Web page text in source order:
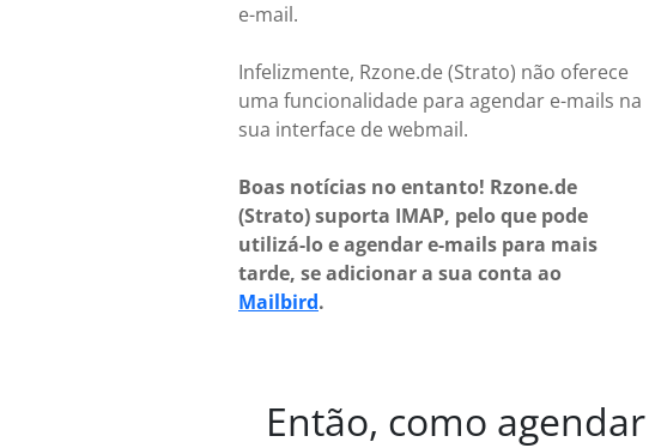
e-mail.
Infelizmente, Rzone.de (Strato) não oferece
uma funcionalidade para agendar e-mails na
sua interface de webmail.
Boas notícias no entanto! Rzone.de
(Strato) suporta IMAP, pelo que pode
utilizá-lo e agendar e-mails para mais
tarde, se adicionar a sua conta ao
Mailbird.
Então, como